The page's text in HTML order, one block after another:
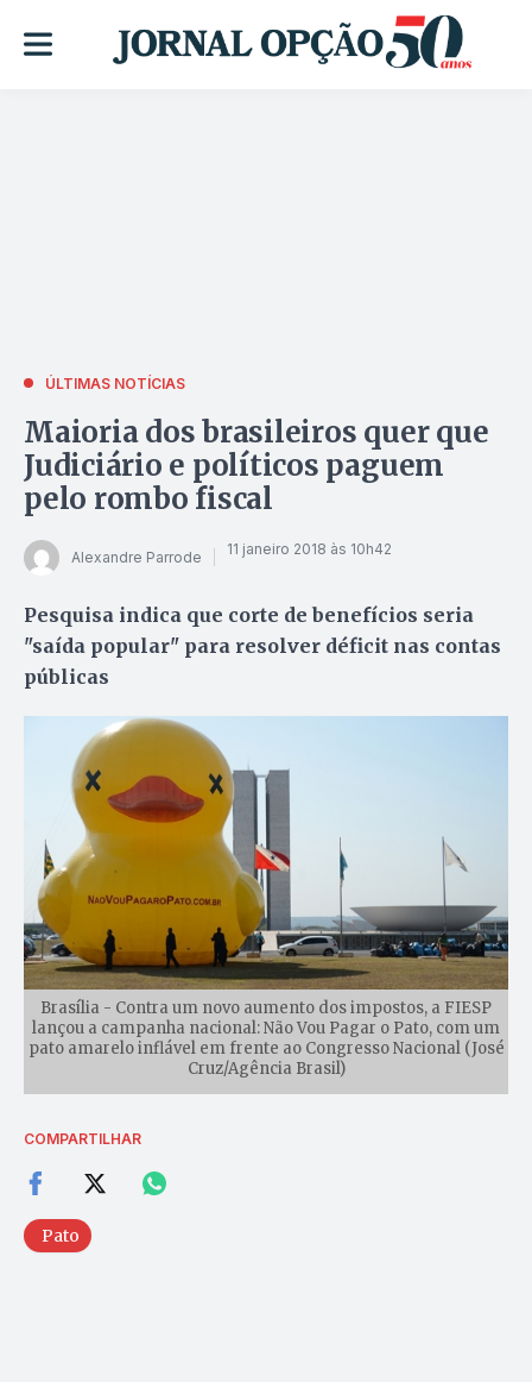
ÚLTIMAS NOTÍCIAS
Maioria dos brasileiros quer que
Judiciário e políticos paguem
pelo rombo fiscal
Alexandre Parrode 11 janeiro 2018 às 10h42
Pesquisa indica que corte de benefícios seria
"saída popular" para resolver déficit nas contas
públicas
Brasília - Contra um novo aumento dos impostos, a FIESP
lançou a campanha nacional: Não Vou Pagar o Pato, com um
pato amarelo inflável em frente ao Congresso Nacional (José
Cruz/Agência Brasil)
COMPARTILHAR
Pato